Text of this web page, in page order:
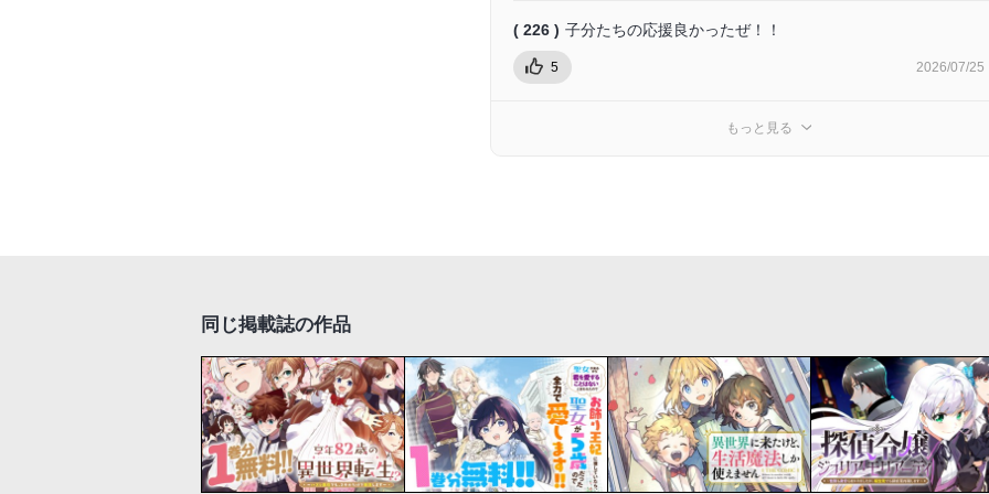
( 226 ) 子分たちの応援良かったぜ！！
5 2026/07/25
もっと見る
同じ掲載誌の作品